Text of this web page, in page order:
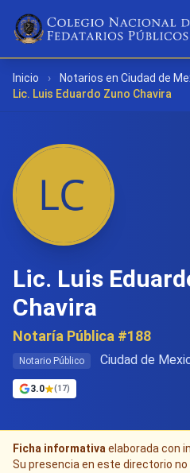
Inicio › Notarios en Ciudad de
Lic. Luis Eduardo Zuno Chavira
Lic. Luis
Chavira
Notaría Pública #188
Notario Público Ciudad de
3.0 (17)
Ficha informativa elaborada con
Su presencia en este directorio